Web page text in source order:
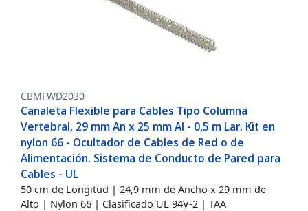
CBMFWD2030
Canaleta Flexible para Cables Tipo Columna
Vertebral, 29 mm An x 25 mm Al - 0,5 m Lar. Kit en
nylon 66 - Ocultador de Cables de Red o de
Alimentación. Sistema de Conducto de Pared para
Cables - UL
50 cm de Longitud | 24,9 mm de Ancho x 29 mm de
Alto | Nylon 66 | Clasificado UL 94V-2 | TAA